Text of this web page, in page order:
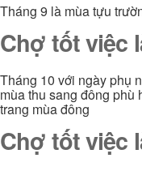
Tháng 9 là mùa tựu
Chợ tốt việc
Tháng 10 với ngày phụ
mùa thu sang đông phù
trang mùa đông
Chợ tốt việc